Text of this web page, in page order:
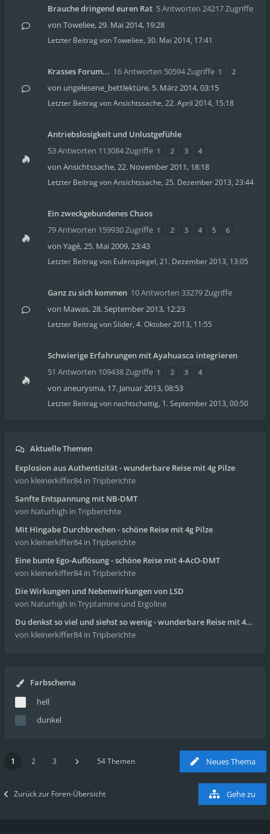
Brauche dringend euren Rat 5 Antworten 24217 Zugriffe
von Toweliee,29. Mai 2014, 19:28
Letzter Beitrag vonToweliee, 30. Mai 2014, 17:41
Krasses Forum... 16 Antworten 50594 Zugriffe 1 2
von ungelesene_bettlektüre, 5. März 2014, 03:15
Letzter Beitrag vonAnsichtssache, 22. April 2014, 15:18
Antriebslosigkeit und Unlustgefühle
53 Antworten 113084 Zugriffe 1 2 3 4
von Ansichtssache,22. November 2011, 18:18
Letzter Beitrag vonAnsichtssache, 25. Dezember 2013, 23:44
Ein zweckgebundenes Chaos
79 Antworten 159930 Zugriffe 1 2 3 4 5 6
von Yagé,25. Mai 2009, 23:43
Letzter Beitrag von Eulenspiegel, 21. Dezember 2013, 13:05
Ganz zu sich kommen 10 Antworten 33279 Zugriffe
von Mawas,28. September 2013, 12:23
Letzter Beitrag vonSlider, 4. Oktober 2013, 11:55
Schwierige Erfahrungen mit Ayahuasca integrieren
51 Antworten 109438 Zugriffe 1 2 3 4
von aneurysma, 17. Januar 2013, 08:53
Letzter Beitrag von nachtschattig, 1. September 2013, 00:50
Aktuelle Themen
Explosion aus Authentizität - wunderbare Reise mit 4g Pilze
von kleinerkiffer84 in Tripberichte
Sanfte Entspannung mit NB-DMT
von Naturhigh in Tripberichte
Mit Hingabe Durchbrechen - schöne Reise mit 4g Pilze
von kleinerkiffer84 in Tripberichte
Eine bunte Ego-Auflösung - schöne Reise mit 4-AcO-DMT
von kleinerkiffer84 in Tripberichte
Die Wirkungen und Nebenwirkungen von LSD
von Naturhigh in Tryptamine und Ergoline
Du denkst so viel und siehst so wenig - wunderbare Reise mit 4g Pilze
von kleinerkiffer84 in Tripberichte
Farbschema
hell
dunkel
Neues Thema
1 2 3 54 Themen
Zurück zur Foren-Übersicht Gehe zu